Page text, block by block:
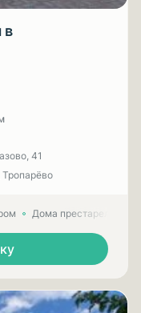
в
41
Дома престарелых